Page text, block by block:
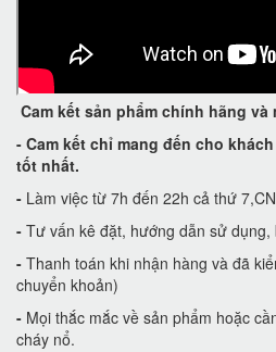
Cam kết sản phẩm chính hãng và
- Cam kết chỉ mang đến cho
tốt nhất.
- Làm việc từ 7h đến 22h cả thứ
- Tư vấn kê đặt, hướng dẫn sử
- Thanh toán khi nhận hàng và đã
chuyển khoản)
- Mọi thắc mắc về sản phẩm hoặc
cháy nổ.